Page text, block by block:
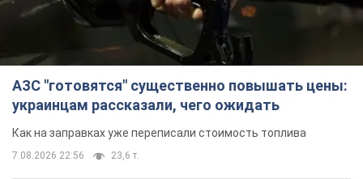
АЗС "готовятся" существенно повышать цены:
украинцам рассказали, чего ожидать
Как на заправках уже переписали стоимость топлива
7.08.2026 22:56 23,6 т.